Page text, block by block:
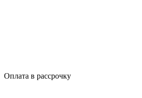
Оплата в рассрочку